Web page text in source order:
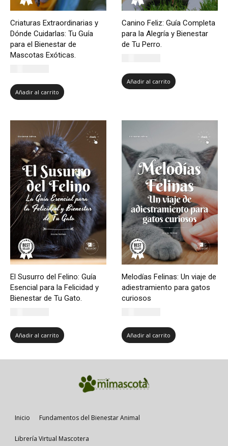
Criaturas Extraordinarias y
Dónde Cuidarlas: Tu Guía
para el Bienestar de
Mascotas Exóticas.
Añadir al carrito
Canino Feliz: Guía Completa
para la Alegría y Bienestar
de Tu Perro.
Añadir al carrito
El Susurro del Felino: Guía
Esencial para la Felicidad y
Bienestar de Tu Gato.
Añadir al carrito
Melodías Felinas: Un viaje de
adiestramiento para gatos
curiosos
Añadir al carrito
Inicio Fundamentos del Bienestar Animal
Librería Virtual Mascotera